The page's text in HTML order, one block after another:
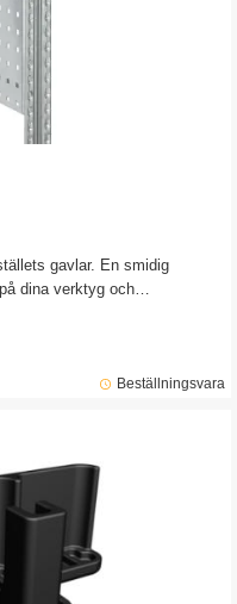
gavlar. En smidig
dina verktyg och
ej!
Beställningsvara